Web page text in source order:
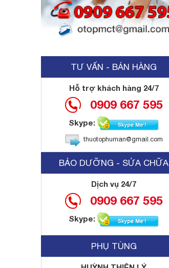
TƯ VẤN - BÁN HÀNG
Hỗ trợ khách hàng 24/7
0909 667 595
Skype:
thuotophuman@gmail.com
BẢO DƯỠNG - SỬA CHỮA
Dịch vụ 24/7
0909 667 595
Skype:
PHỤ TÙNG